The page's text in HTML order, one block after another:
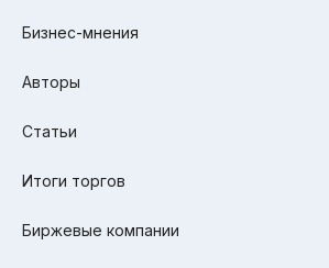
Бизнес-мнения
Авторы
Статьи
Итоги торгов
Биржевые компании